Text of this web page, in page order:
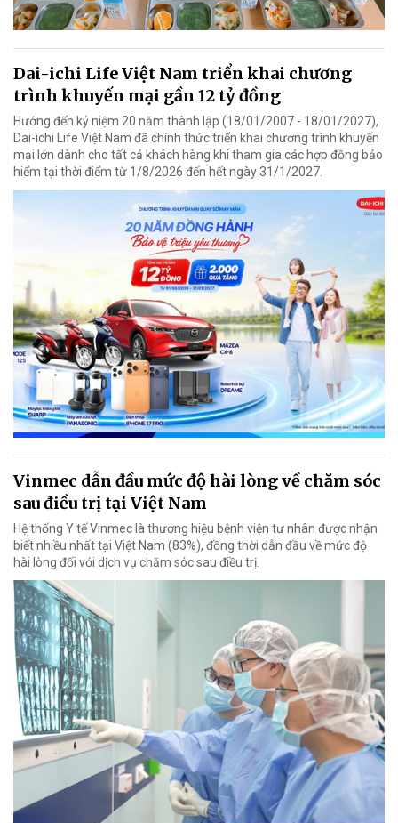
Dai-ichi Life Việt Nam triển khai chương
trình khuyến mại gần 12 tỷ đồng
Hướng đến kỷ niệm 20 năm thành lập (18/01/2007 - 18/01/2027),
Dai-ichi Life Việt Nam đã chính thức triển khai chương trình khuyến
mại lớn dành cho tất cả khách hàng khi tham gia các hợp đồng bảo
hiểm tại thời điểm từ 1/8/2026 đến hết ngày 31/1/2027.
Vinmec dẫn đầu mức độ hài lòng về chăm sóc
sau điều trị tại Việt Nam
Hệ thống Y tế Vinmec là thương hiệu bệnh viện tư nhân được nhận
biết nhiều nhất tại Việt Nam (83%), đồng thời dẫn đầu về mức độ
hài lòng đối với dịch vụ chăm sóc sau điều trị.